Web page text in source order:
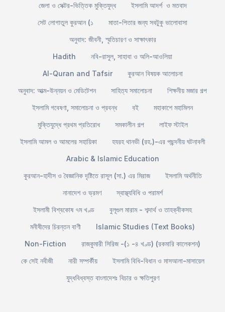
জেলা ও সেক্টর-ভিত্তিক মুক্তিযুদ্ধ
ইসলামি আদর্শ ও মতবাদ
সেট লোগাতুল কুরআন (১
মাতা-পিতার জন্য সবটুকু ভালোবাসা
অনুবাদ: জীবনী, স্মৃতিচারণ ও সাক্ষাৎকার
Hadith
নবি-রাসুল, সাহাবা ও অলি-আওলিয়া
Al-Quran and Tafsir
কুরআন বিষয়ক আলোচনা
অনুবাদ: আত্ম-উন্নয়ন ও মেডিটেশন
সাহিত্য সমালোচনা
শিক্ষনীয় মজার গল্প
ইসলামি গবেষণা, সমালোচনা ও প্রবন্ধ
বই
মহাকাশে মহামিলন
মুক্তিযুদ্ধে প্রথম প্রতিরোধ
সমকালীন গল্প
লাইফ স্টাইল
ইসলামি আমল ও আমলের সহায়িকা
হযরহ থানভী (রহ.)-এর পছন্দনীয় ঘটনাবলী
Arabic & Islamic Education
কুরআন-হাদীস ও বৈজ্ঞানিক দৃষ্টিতে রাসূল (সা.) এর মিরাজ
ইসলামি অর্থনীতি
নানাদেশ ও ভ্রমণ
স্বাস্থ্যবিধি ও পরামর্শ
ইসলামী বিশ্বকোষ ৭ম খণ্ড
বুলূগুল মারাম - শব্দার্থ ও তাহক্বীকসহ
মনীষীদের চিরন্তন বাণী
Islamic Studies (Text Books)
Non-Fiction
রাজকুমারী সিরিজ -(১ -৪ খণ্ড) (রকমারি কালেকশন)
কে সেই নবীজী
নারী সম্পর্কীয়
ইসলামি বিধি-বিধান ও মাসআলা-মাসায়েল
যুদ্ধবিধ্বস্ত বাংলাদেশঃ বিচার ও ক্ষতিপুরণ